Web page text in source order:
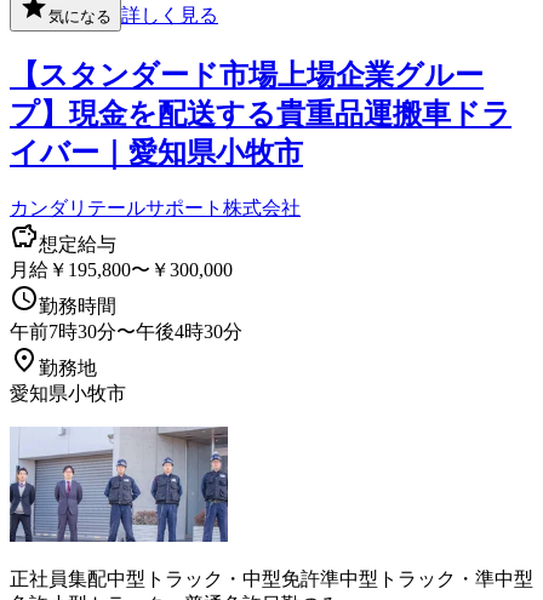
気になる 詳しく見る
【スタンダード市場上場企業グルー
プ】現金を配送する貴重品運搬車ドラ
イバー｜愛知県小牧市
カンダリテールサポート株式会社
想定給与
月給￥195,800〜￥300,000
勤務時間
午前7時30分〜午後4時30分
勤務地
愛知県小牧市
正社員集配中型トラック・中型免許準中型トラック・準中型